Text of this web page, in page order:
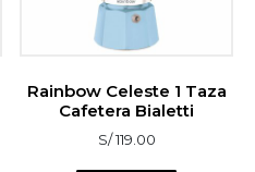
Rainbow Celeste 1 Taza
Cafetera Bialetti
S/119.00